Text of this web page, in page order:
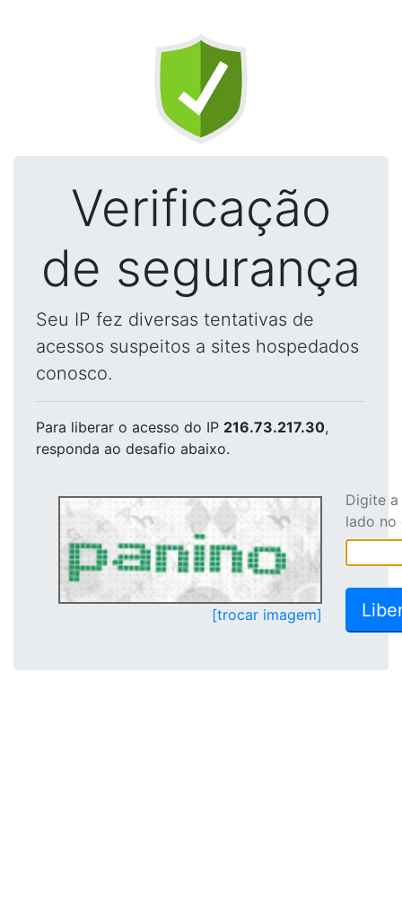
Verificação
de segurança
Seu IP fez diversas tentativas de
acessos suspeitos a sites hospedados
conosco.
Para liberar o acesso do IP 216.73.217.30,
responda ao desafio abaixo.
[trocar imagem]
Digite
lado no